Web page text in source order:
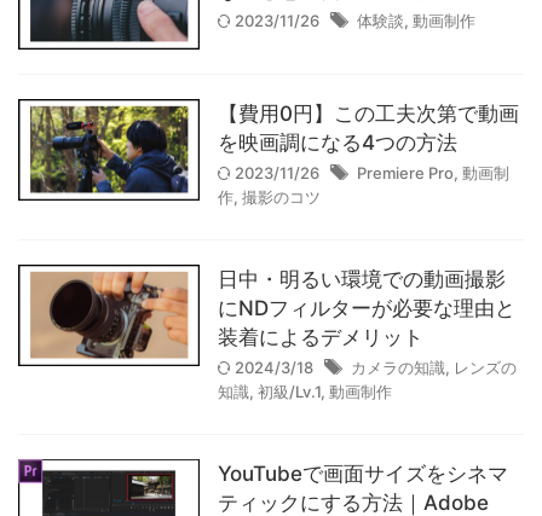
レンダー) NOKTON classic
【作例】SIGMA fp Lで撮影し
た写真たち
【レビュー】SIGMA DP2
Merrillを3ヶ月使ったリアルな
感想｜作例｜コンデジの完成系
2025/3/30
2023/11/26 体験談, 動画制作
【費用0円】この工夫次第で動画
を映画調になる4つの方法
2023/11/26 Premiere Pro, 動画制
作, 撮影のコツ
日中・明るい環境での動画撮影
にNDフィルターが必要な理由と
装着によるデメリット
2024/3/18 カメラの知識, レンズの
知識, 初級/Lv.1, 動画制作
YouTubeで画面サイズをシネマ
ティックにする方法｜Adobe